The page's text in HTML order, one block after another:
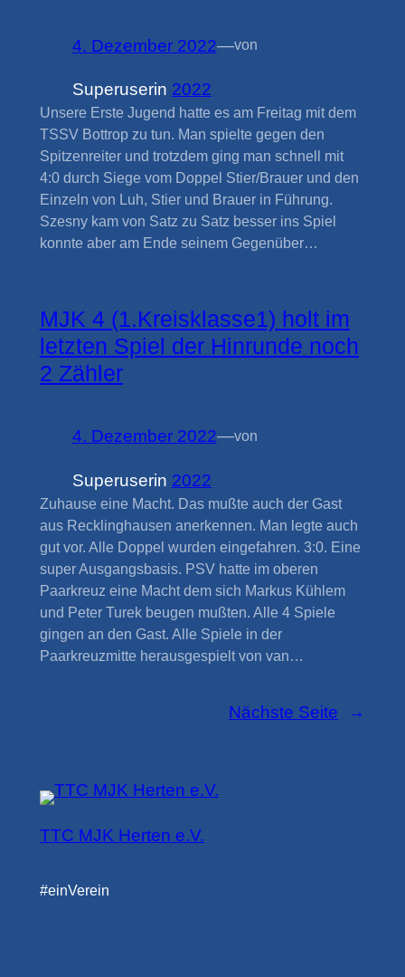
4. Dezember 2022—von
Superuserin 2022
Unsere Erste Jugend hatte es am Freitag mit dem
TSSV Bottrop zu tun. Man spielte gegen den
Spitzenreiter und trotzdem ging man schnell mit
4:0 durch Siege vom Doppel Stier/Brauer und den
Einzeln von Luh, Stier und Brauer in Führung.
Szesny kam von Satz zu Satz besser ins Spiel
konnte aber am Ende seinem Gegenüber…
MJK 4 (1.Kreisklasse1) holt im
letzten Spiel der Hinrunde noch
2 Zähler
4. Dezember 2022—von
Superuserin 2022
Zuhause eine Macht. Das mußte auch der Gast
aus Recklinghausen anerkennen. Man legte auch
gut vor. Alle Doppel wurden eingefahren. 3:0. Eine
super Ausgangsbasis. PSV hatte im oberen
Paarkreuz eine Macht dem sich Markus Kühlem
und Peter Turek beugen mußten. Alle 4 Spiele
gingen an den Gast. Alle Spiele in der
Paarkreuzmitte herausgespielt von van…
Nächste Seite →
TTC MJK Herten e.V.
#einVerein